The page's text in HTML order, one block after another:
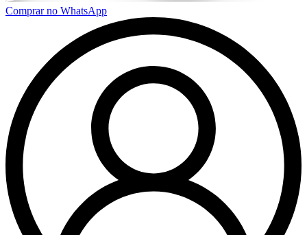
Comprar no WhatsApp